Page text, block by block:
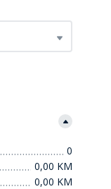
0
0,00 KM
0,00 KM